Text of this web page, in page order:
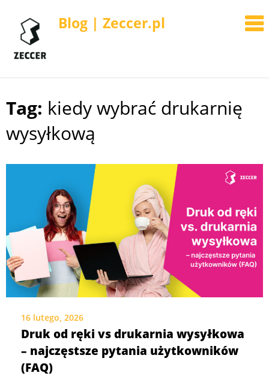
Blog | Zeccer.pl
Skip
content
Tag: kiedy wybrać drukarnię
wysyłkową
16 lutego, 2026
Druk od ręki vs drukarnia wysyłkowa
– najczęstsze pytania użytkowników
(FAQ)